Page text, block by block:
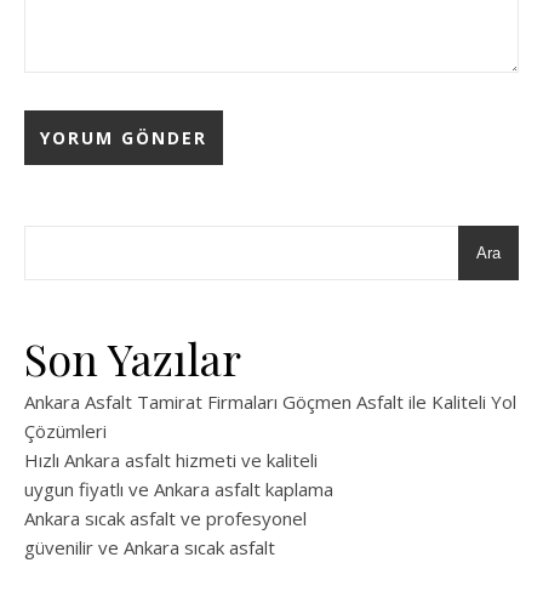
Ara
Son Yazılar
Ankara Asfalt Tamirat Firmaları Göçmen Asfalt ile Kaliteli Yol
Çözümleri
Hızlı Ankara asfalt hizmeti ve kaliteli
uygun fiyatlı ve Ankara asfalt kaplama
Ankara sıcak asfalt ve profesyonel
güvenilir ve Ankara sıcak asfalt